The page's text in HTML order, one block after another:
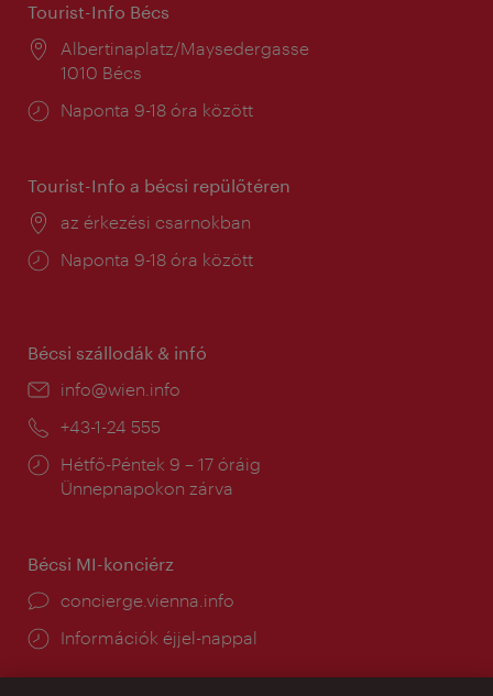
Tourist-Info Bécs
Helyszín:
Albertinaplatz/Maysedergasse
1010 Bécs
Nyitva
Naponta 9-18 óra között
Tourist-Info a bécsi repülőtéren
Helyszín:
az érkezési csarnokban
Nyitva
Naponta 9-18 óra között
Bécsi szállodák & infó
E-
info@wien.info
Telefon:
+43-1-24 555
Nyitva
tartás:
Hétfő-Péntek 9 – 17 óráig
Ünnepnapokon zárva
Bécsi MI-konciérz
concierge.vienna.info
Információk éjjel-nappal